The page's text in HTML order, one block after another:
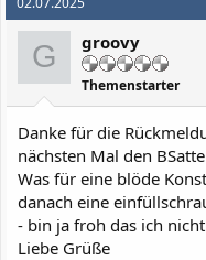
t
i
o
n
e
n
G groovy
Themenstarter
Danke für die
nächsten Mal den
Was für eine blöde
danach eine
- bin ja froh das ich
Liebe Grüße